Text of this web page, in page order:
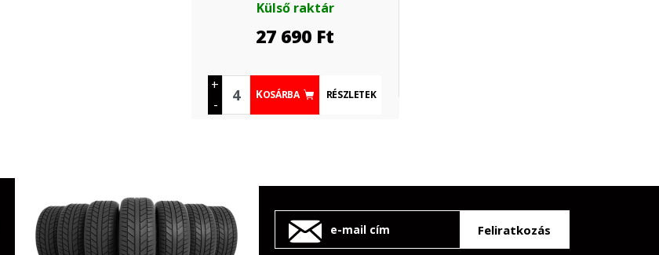
Külső raktár
27 690 Ft
+
-
KOSÁRBA RÉSZLETEK
Feliratkozás